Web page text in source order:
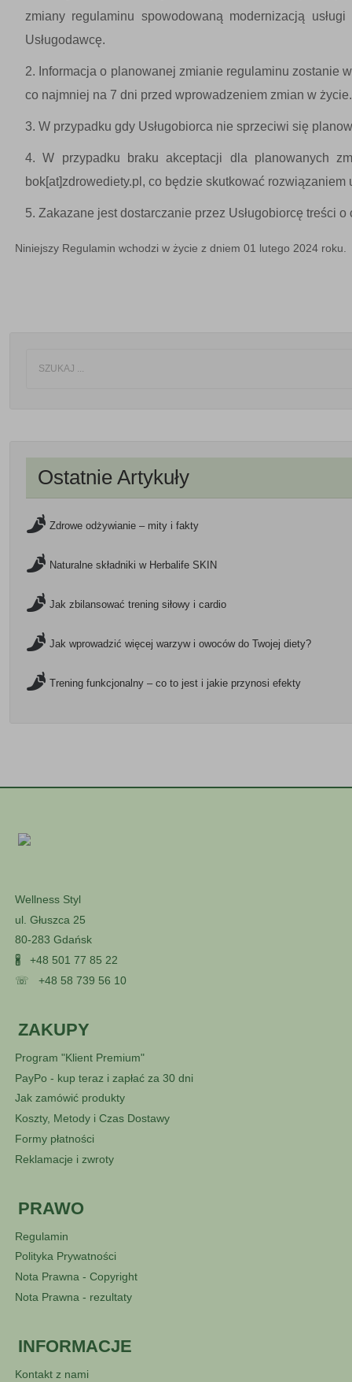
Ostatnie Artykuły
Zdrowe odżywianie – mity i fakty
Naturalne składniki w Herbalife SKIN
Jak zbilansować trening siłowy i cardio
Jak wprowadzić więcej warzyw i owoców do Twojej diety?
Trening funkcjonalny – co to jest i jakie przynosi efekty
zmiany regulaminu spowodowaną modernizacją
Usługodawcę.
Informacja o planowanej zmianie regulaminu zostanie
co najmniej na 7 dni przed wprowadzeniem zmian w życie.
W przypadku gdy Usługobiorca nie sprzeciwi się
W przypadku braku akceptacji dla planowanych
bok[at]zdrowediety.pl, co będzie skutkować
Zakazane jest dostarczanie przez Usługobiorcę treści
Niniejszy Regulamin wchodzi w życie z dniem 01 lutego 2024 roku.
Wellness Styl
ul. Głuszca 25
80-283 Gdańsk
🖁 +48 501 77 85 22
☏ +48 58 739 56 10
ZAKUPY
Program "Klient Premium"
PayPo - kup teraz i zapłać za 30 dni
Jak zamówić produkty
Koszty, Metody i Czas Dostawy
Formy płatności
Reklamacje i zwroty
PRAWO
Regulamin
Polityka Prywatności
Nota Prawna - Copyright
Nota Prawna - rezultaty
INFORMACJE
Kontakt z nami